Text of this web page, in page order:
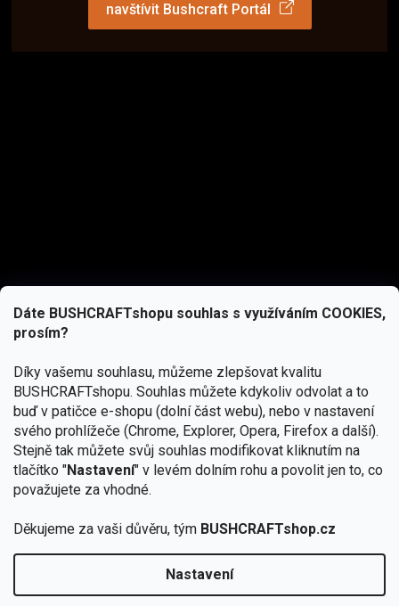
Dáte BUSHCRAFTshopu souhlas s využíváním COOKIES,
prosím?
Díky vašemu souhlasu, můžeme zlepšovat kvalitu
BUSHCRAFTshopu. Souhlas můžete kdykoliv odvolat a to
buď v patičce e-shopu (dolní část webu), nebo v nastavení
svého prohlížeče (Chrome, Explorer, Opera, Firefox a další).
Stejně tak můžete svůj souhlas modifikovat kliknutím na
tlačítko "Nastavení" v levém dolním rohu a povolit jen to, co
považujete za vhodné.
Děkujeme za vaši důvěru, tým BUSHCRAFTshop.cz
Nastavení
navštívit Bushcraft Portál
podmínkami ochrany osobních údajů
Copyright 2026BUSHCRAFTshop.cz. Všechna práva